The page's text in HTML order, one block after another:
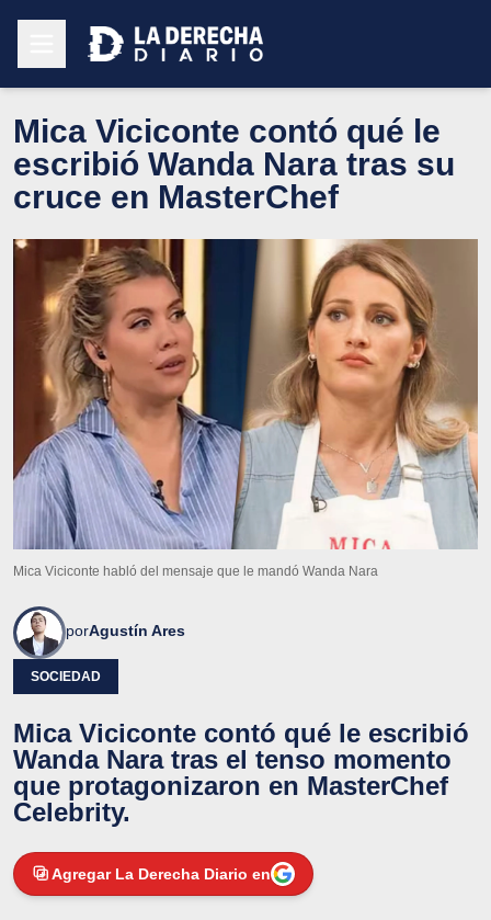
Mica Viciconte contó qué le
escribió Wanda Nara tras su
cruce en MasterChef
Mica Viciconte habló del mensaje que le mandó Wanda Nara
porAgustín Ares
SOCIEDAD
Mica Viciconte contó qué le escribió
Wanda Nara tras el tenso momento
que protagonizaron en MasterChef
Celebrity.
Agregar La Derecha Diario en